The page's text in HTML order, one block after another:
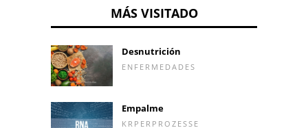
MÁS VISITADO
Desnutrición
ENFERMEDADES
Empalme
KRPERPROZESSE